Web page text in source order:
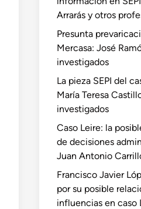
Arrarás y otros
Presunta
Mercasa: José
investigados
La pieza SEPI del
María Teresa
investigados
Caso Leire: la
de decisiones
Juan Antonio
Francisco Javier
por su posible
influencias en caso